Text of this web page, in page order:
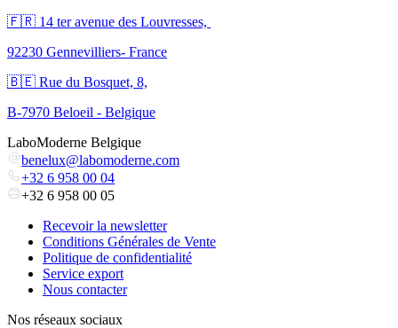
🇫🇷 ​14 ter avenue des Louvresses,
92230 Gennevilliers- France
🇧🇪 Rue du Bosquet, 8,
B-7970 Beloeil - Belgique
LaboModerne Belgique
benelux@labomoderne.com
+32 6 958 00 04
+32 6 958 00 05
Recevoir la newsletter
Conditions Générales de Vente
Politique de confidentialité
Service export
Nous contacter
Nos réseaux sociaux